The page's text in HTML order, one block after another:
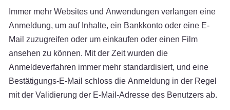
Immer mehr Websites und Anwendungen verlangen eine
Anmeldung, um auf Inhalte, ein Bankkonto oder eine E-
Mail zuzugreifen oder um einkaufen oder einen Film
ansehen zu können. Mit der Zeit wurden die
Anmeldeverfahren immer mehr standardisiert, und eine
Bestätigungs-E-Mail schloss die Anmeldung in der Regel
mit der Validierung der E-Mail-Adresse des Benutzers ab.